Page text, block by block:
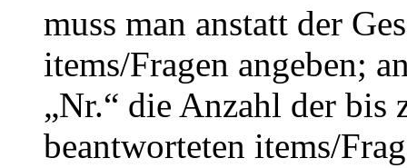
muss man anstatt der
items/Fragen angeben;
„Nr.“ die Anzahl der bis
beantworteten items/